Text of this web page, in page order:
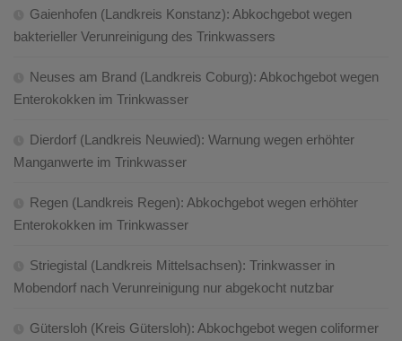
Gaienhofen (Landkreis Konstanz): Abkochgebot wegen
bakterieller Verunreinigung des Trinkwassers
Neuses am Brand (Landkreis Coburg): Abkochgebot wegen
Enterokokken im Trinkwasser
Dierdorf (Landkreis Neuwied): Warnung wegen erhöhter
Manganwerte im Trinkwasser
Regen (Landkreis Regen): Abkochgebot wegen erhöhter
Enterokokken im Trinkwasser
Striegistal (Landkreis Mittelsachsen): Trinkwasser in
Mobendorf nach Verunreinigung nur abgekocht nutzbar
Gütersloh (Kreis Gütersloh): Abkochgebot wegen coliformer